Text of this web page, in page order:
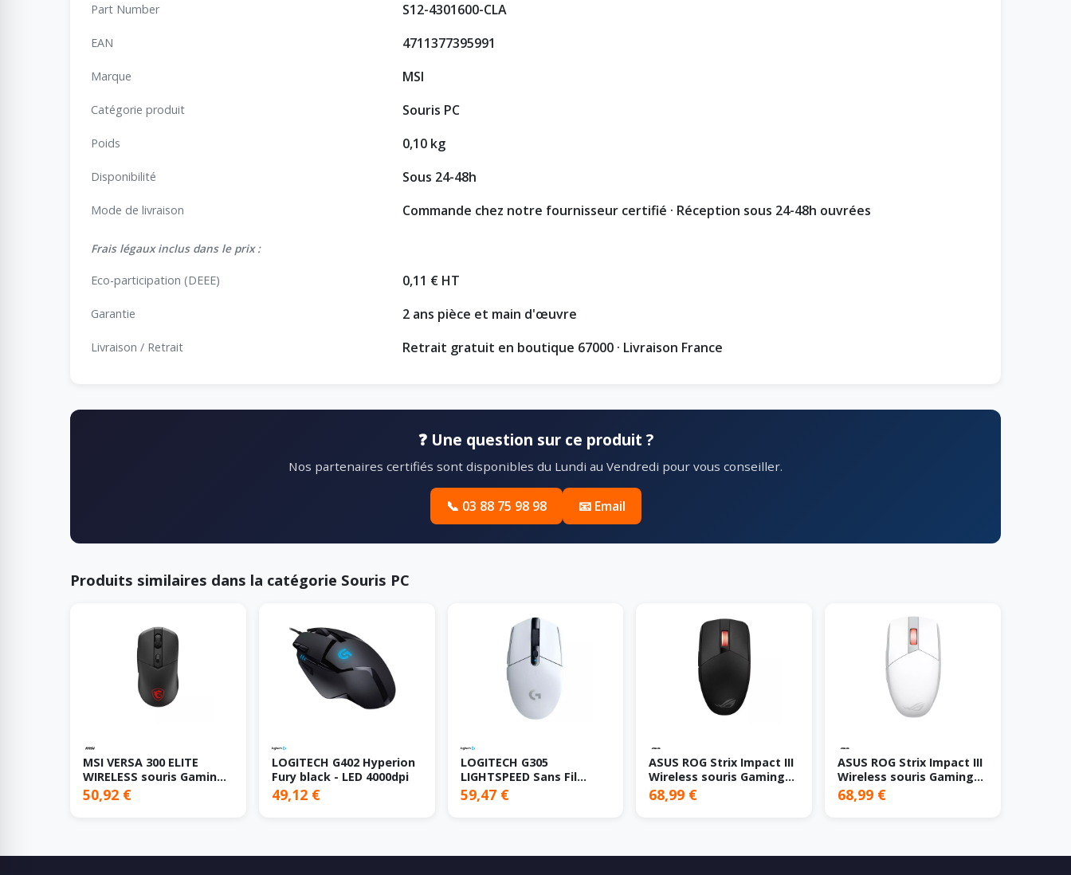
Part Number S12-4301600-CLA
EAN 4711377395991
Marque MSI
Catégorie produit Souris PC
Poids 0,10 kg
Disponibilité Sous 24-48h
Mode de livraison Commande chez notre fournisseur certifié · Réception sous 24-48h ouvrées
Frais légaux inclus dans le prix :
Eco-participation (DEEE) 0,11 € HT
Garantie 2 ans pièce et main d'œuvre
Livraison / Retrait Retrait gratuit en boutique 67000 · Livraison France
❓ Une question sur ce produit ?
Nos partenaires certifiés sont disponibles du Lundi au Vendredi pour vous conseiller.
📞 03 88 75 98 98 📧 Email
Produits similaires dans la catégorie Souris PC
MSI VERSA 300 ELITE
WIRELESS souris Gaming
Droitier RF Wireless +
Bluetooth + USB Type-C
50,92 €
LOGITECH G402 Hyperion
Fury black - LED 4000dpi
49,12 €
LOGITECH G305
LIGHTSPEED Sans Fil
White
59,47 €
ASUS ROG Strix Impact III
Wireless souris Gaming
Ambidextre RF sans fil +
Bluetooth Optique 36000
68,99 €
ASUS ROG Strix Impact III
Wireless souris Gaming
Ambidextre RF sans fil +
Bluetooth Optique 36000
68,99 €